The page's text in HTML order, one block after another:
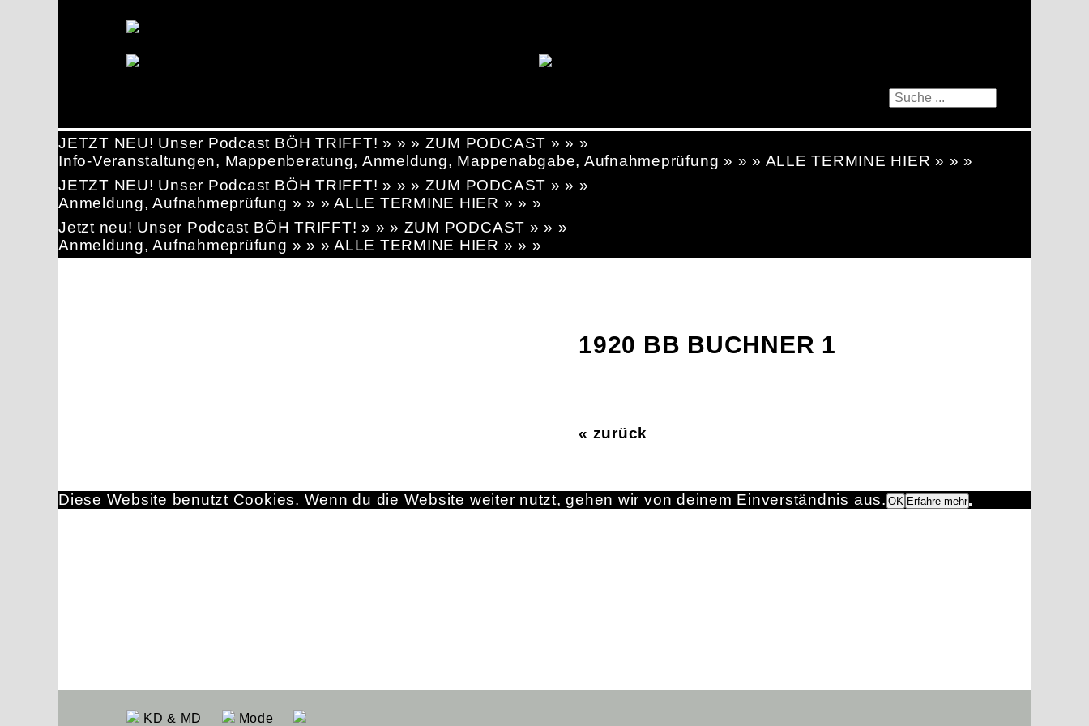
JETZT NEU! Unser Podcast BÖH TRIFFT! » » » ZUM PODCAST » » »
Info-Veranstaltungen, Mappenberatung, Anmeldung, Mappenabgabe, Aufnahmeprüfung » » » ALLE TERMINE HIER » » »
JETZT NEU! Unser Podcast BÖH TRIFFT! » » » ZUM PODCAST » » »
Anmeldung, Aufnahmeprüfung » » » ALLE TERMINE HIER » » »
Jetzt neu! Unser Podcast BÖH TRIFFT! » » » ZUM PODCAST » » »
Anmeldung, Aufnahmeprüfung » » » ALLE TERMINE HIER » » »
1920 BB BUCHNER 1
« zurück
KD & MD Mode
Diese Website benutzt Cookies. Wenn du die Website weiter nutzt, gehen wir von deinem Einverständnis aus. OK Erfahre mehr